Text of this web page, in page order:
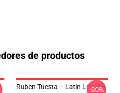
de productos
Ruben Tuesta – Latin Laughs
-20%